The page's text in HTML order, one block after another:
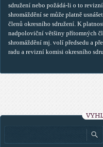
sdružení nebo požádá-li o to
shromáždění se může platně
členů okresního sdružení. K
nadpoloviční většiny přítomných
shromáždění mj. volí předsedu a
radu a revizní komisi okresního